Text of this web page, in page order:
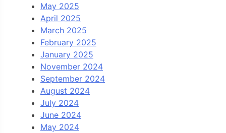
May 2025
April 2025
March 2025
February 2025
January 2025
November 2024
September 2024
August 2024
July 2024
June 2024
May 2024